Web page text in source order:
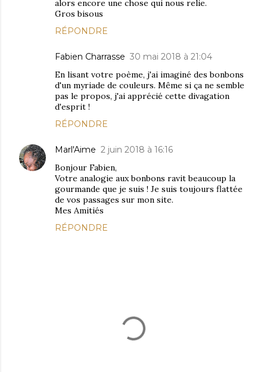
alors encore une chose qui nous relie.
Gros bisous
RÉPONDRE
Fabien Charrasse 30 mai 2018 à 21:04
En lisant votre poème, j'ai imaginé des bonbons
d'un myriade de couleurs. Même si ça ne semble
pas le propos, j'ai apprécié cette divagation
d'esprit !
RÉPONDRE
Marl'Aime 2 juin 2018 à 16:16
Bonjour Fabien,
Votre analogie aux bonbons ravit beaucoup la
gourmande que je suis ! Je suis toujours flattée
de vos passages sur mon site.
Mes Amitiés
RÉPONDRE